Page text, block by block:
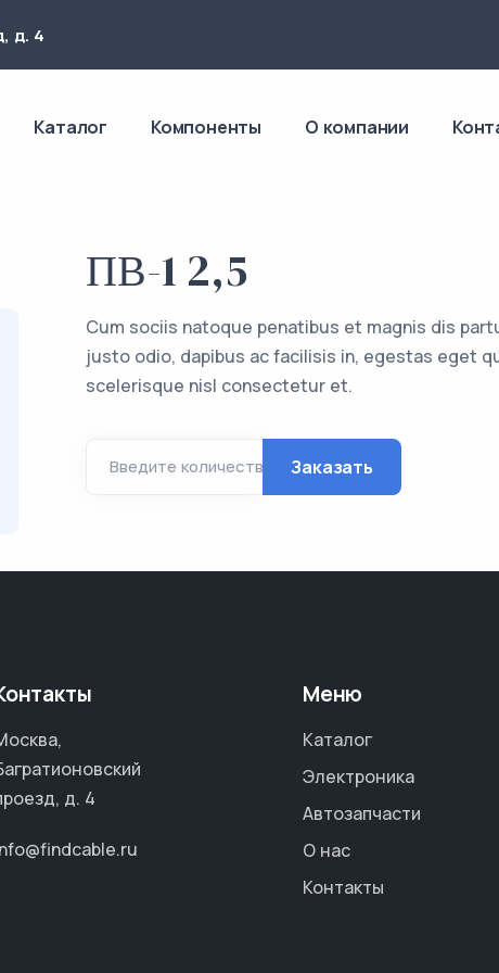
д. 4
Каталог Компоненты О компании
ПВ-1 2,5
Cum sociis natoque penatibus et magnis dis
justo odio, dapibus ac facilisis in, egestas eget
scelerisque nisl consectetur et.
Введите количество Заказать
д. 4
Меню
Каталог
Электроника
Автозапчасти
О нас
Контакты